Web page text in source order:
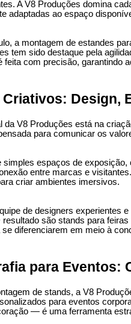
A V8 Produções domina
adaptadas ao espaço
a montagem de estandes
tem sido destaque pela
feita com precisão, garantindo
Design,
da V8 Produções está na
para comunicar os
simples espaços de
entre marcas e
criar ambientes imersivos.
de designers experientes
resultado são stands para
diferenciarem em meio à
para Eventos:
de stands, a V8
para eventos
— é uma ferramenta